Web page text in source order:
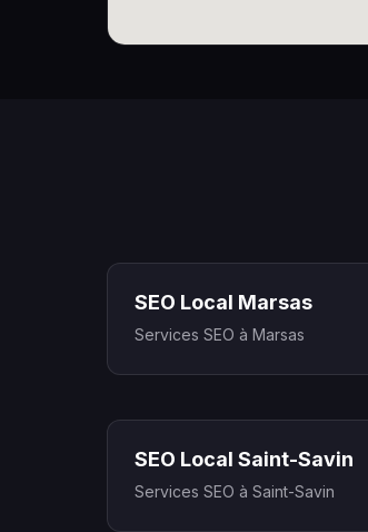
SEO Local Marsas
Services SEO à Marsas
SEO Local Saint-Savin
Services SEO à Saint-Savin